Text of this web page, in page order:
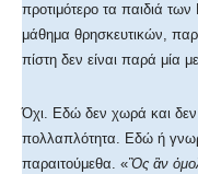
προτιμότερο τα παιδιά
μάθημα θρησκευτικών,
πίστη δεν είναι παρά μία
Όχι. Εδώ δεν χωρά και δεν
πολλαπλότητα. Εδώ ή
παραιτούμεθα. «Ὃς ἂν